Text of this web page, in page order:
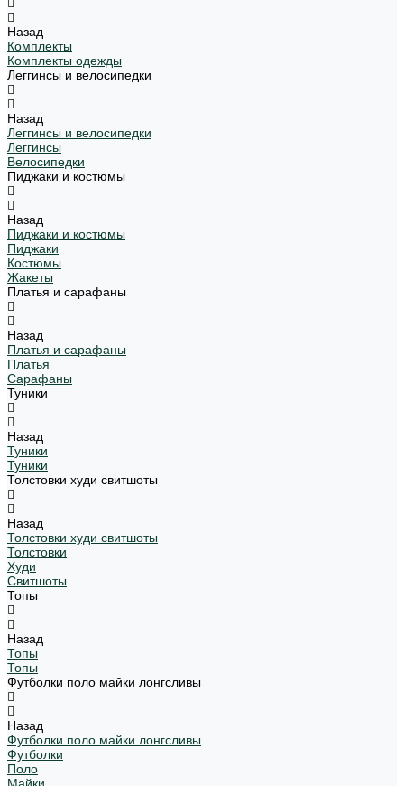
Назад
Комплекты
Комплекты одежды
Леггинсы и велосипедки
Назад
Леггинсы и велосипедки
Леггинсы
Велосипедки
Пиджаки и костюмы
Назад
Пиджаки и костюмы
Пиджаки
Костюмы
Жакеты
Платья и сарафаны
Назад
Платья и сарафаны
Платья
Сарафаны
Туники
Назад
Туники
Туники
Толстовки худи свитшоты
Назад
Толстовки худи свитшоты
Толстовки
Худи
Свитшоты
Топы
Назад
Топы
Топы
Футболки поло майки лонгсливы
Назад
Футболки поло майки лонгсливы
Футболки
Поло